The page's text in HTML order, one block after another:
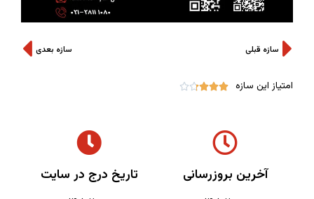
سازه قبلی سازه بعدی
امتیاز این سازه 




آخرین بروزرسانی تاریخ درج در سایت